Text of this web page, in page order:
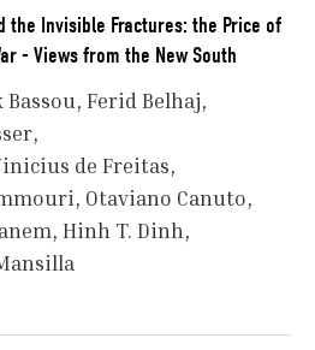
the Invisible Fractures: the Price of
- Views from the New South
Ferid Belhaj
de Freitas
Otaviano Canuto
Hinh T. Dinh